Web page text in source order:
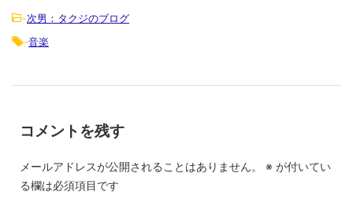
-次男：タクジのブログ
-音楽
コメントを残す
メールアドレスが公開されることはありません。 ※ が付いてい
る欄は必須項目です